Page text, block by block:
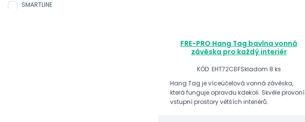
SMARTLINE
FRE-PRO Hang Tag bavlna vonná
závěska pro každý interiér
KÓD: EHT72CBFSkladom 8 ks
Hang Tag je víceúčelová vonná závěska,
která funguje opravdu kdekoli. Skvěle provoní
vstupní prostory větších interiérů.